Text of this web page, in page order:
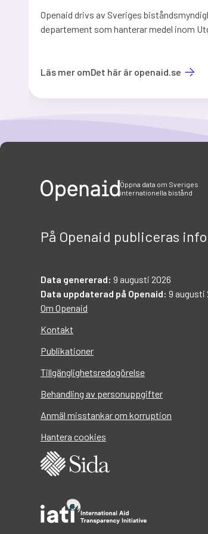
Openaid drivs av Sveriges
departement som hanterar medel inom
Läs mer omDet här är openaid.se
Öppna data om Sveriges
internationella bistånd
På Openaid publiceras
Data genererad: 9 augusti 2026
Data uppdaterad på Openaid: 9 augusti
Om Openaid
Kontakt
Publikationer
Tillgänglighetsredogörelse
Behandling av personuppgifter
Anmäl misstankar om korruption
Hantera cookies